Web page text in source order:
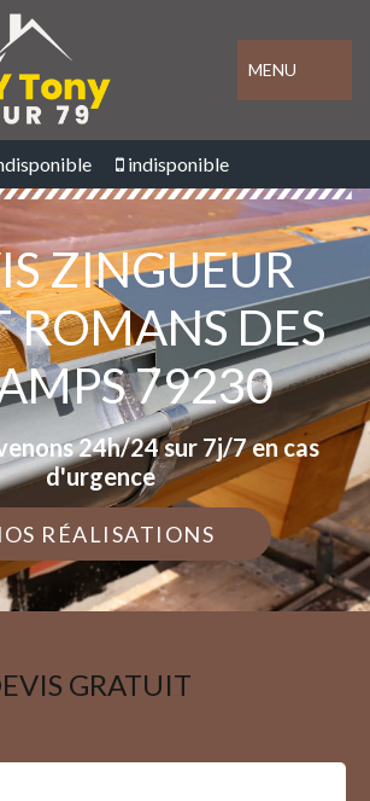
MENU
indisponible
ZINGUEUR
ROMANS DES
79230
24h/24 sur 7j/7 en cas
d'urgence
RÉALISATIONS
GRATUIT